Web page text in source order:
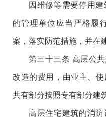
因维修等需要停用
的管理单位应当严格履
案，落实防范措施，并在
第三十三条 高层公
改造的费用，由业主、
共有部分按照专有部分建
高层住宅建筑的消防